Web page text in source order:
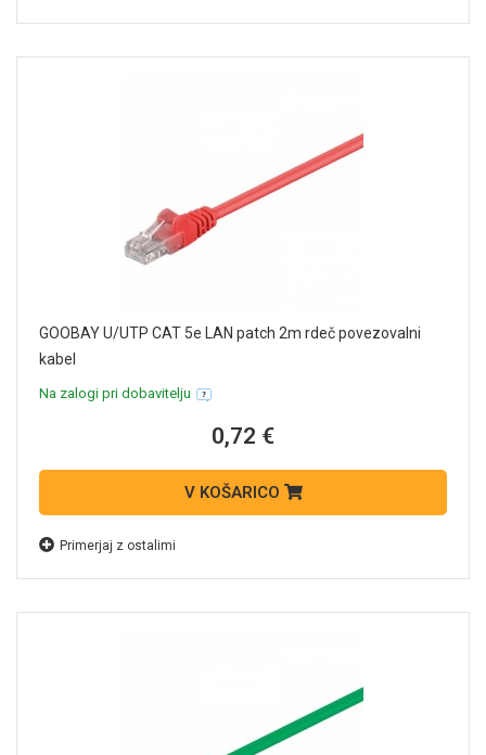
GOOBAY U/UTP CAT 5e LAN patch 2m rdeč povezovalni
kabel
Na zalogi pri dobavitelju
0,72 €
V KOŠARICO
Primerjaj z ostalimi